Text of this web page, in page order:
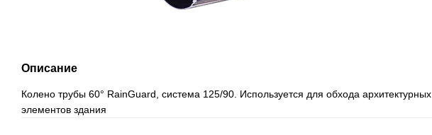
Описание
Колено трубы 60° RainGuard, система 125/90. Используется для обхода архитектурных
элементов здания